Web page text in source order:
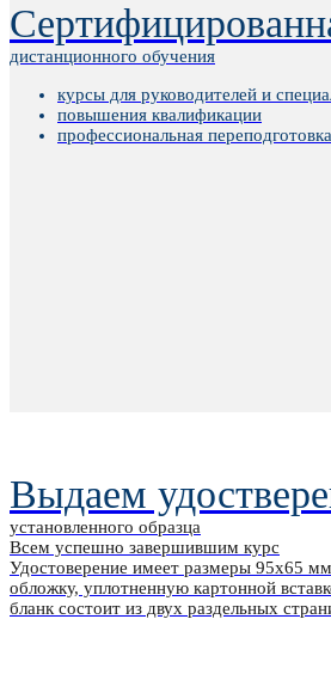
дистанционного обучения
курсы для руководителей и
повышения квалификации
профессиональная переподготовка
Выдаем
установленного образца
Всем успешно завершившим курс
Удостоверение имеет размеры 95х65
обложку, уплотненную картонной
бланк состоит из двух раздельных